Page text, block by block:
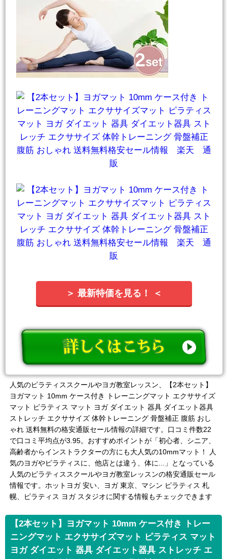
＞ 最新特価を見る！ ＜
人気のピラティススクールやヨガ教室レッスン、【2本セット】
ヨガマット 10mm ケース付き トレーニングマット エクササイズ
マット ピラティス マット ヨガ ダイエット 器具 ダイエット器具
ストレッチ エクササイズ 体幹トレーニング 骨盤補正 腹筋 おし
ゃれ 送料無料の格安通販セール情報の詳細です。口コミ件数22
で口コミ平均点が3.95。おすすめポイントが「初心者、シニア、
高齢者からインストラクターの方にも大人気の10mmマット！ 人
気のヨガやピラティスに、他店とは違う、体に...」となっている
人気のピラティススクールやヨガ教室レッスンの格安通販セール
情報です。ホットヨガ 安い、ヨガ 東京、マシン ピラティス 札
幌、ピラティス ヨガ スタジオに関する情報もチェックできます
【2本セット】ヨガマット 10mm ケース付き トレー
ニングマット エクササイズマット ピラティス マット
ヨガ ダイエット 器具 ダイエット器具 ストレッチ エ